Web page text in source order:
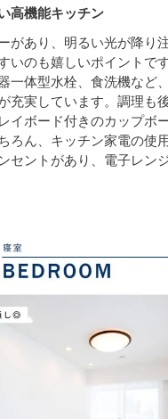
高機能キッチン
があり、明るい光が降り
いのも嬉しいポイントで
一体型水栓、食洗機など
充実しています。調理も
イボード付きのカップボ
ろん、キッチン家電の使
セントがあり、電子レン